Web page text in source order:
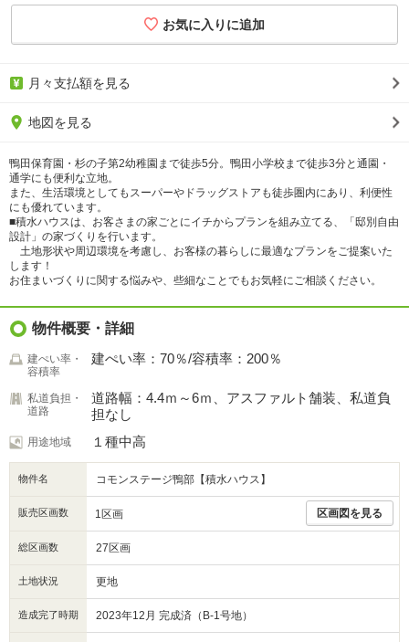
月々支払額を見る
地図を見る
鴨田保育園・杉の子第2幼稚園まで徒歩5分。鴨田小学校まで徒歩3分と通園・
通学にも便利な立地。
また、生活環境としてもスーパーやドラッグストアも徒歩圏内にあり、利便性
にも優れています。
■積水ハウスは、お客さまの家ごとにイチからプランを組み立てる、「邸別自由
設計」の家づくりを行います。
土地形状や周辺環境を考慮し、お客様の暮らしに最適なプランをご提案いた
します！
お住まいづくりに関する悩みや、些細なことでもお気軽にご相談ください。
物件概要・詳細
建ぺい率・
容積率
建ぺい率：70％/容積率：200％
私道負担・
道路
道路幅：4.4ｍ～6ｍ、アスファルト舗装、私道負
担なし
用途地域 １種中高
物件名 コモンステージ鴨部【積水ハウス】
販売区画数 1区画 区画図を見る
総区画数 27区画
土地状況 更地
造成完了時期 2023年12月 完成済（B-1号地）